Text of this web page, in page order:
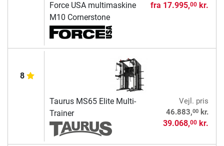
Force USA multimaskine
M10 Cornerstone
fra 17.995,00kr.
8
Taurus MS65 Elite Multi-
Trainer
Vejl. pris
46.883,00kr.
39.068,00kr.